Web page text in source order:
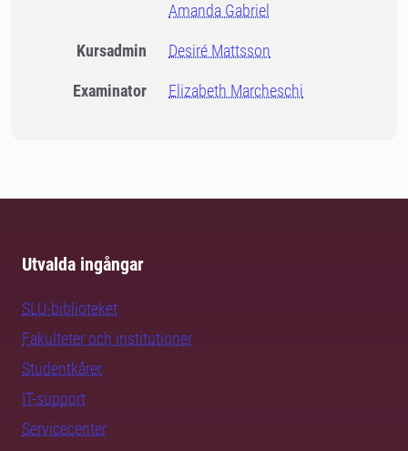
Amanda Gabriel
Kursadmin Desiré Mattsson
Examinator Elizabeth Marcheschi
Utvalda ingångar
SLU-biblioteket
Fakulteter och institutioner
Studentkårer
IT-support
Servicecenter